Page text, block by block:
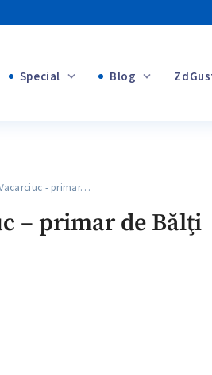
Special
+1
Blog
- primar…
– primar de Bălţi